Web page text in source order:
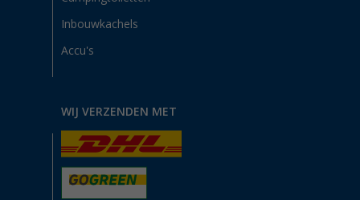
Inbouwkachels
Accu's
WIJ VERZENDEN MET